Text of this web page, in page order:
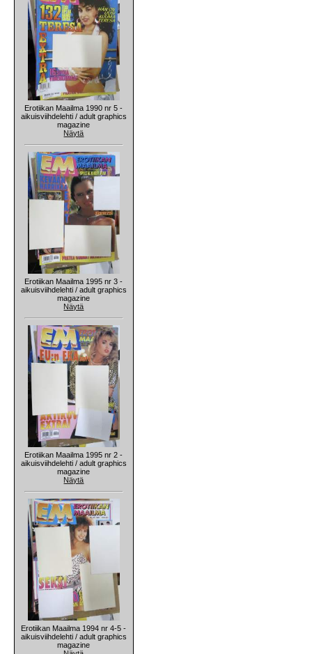
Erotiikan Maailma 1990 nr 5 -
aikuisviihdelehti / adult graphics
magazine
Näytä
Erotiikan Maailma 1995 nr 3 -
aikuisviihdelehti / adult graphics
magazine
Näytä
Erotiikan Maailma 1995 nr 2 -
aikuisviihdelehti / adult graphics
magazine
Näytä
Erotiikan Maailma 1994 nr 4-5 -
aikuisviihdelehti / adult graphics
magazine